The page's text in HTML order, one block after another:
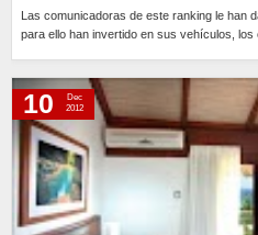
Las comunicadoras de este ranking le han
para ello han invertido en sus vehículos, los
10
Dec
2012